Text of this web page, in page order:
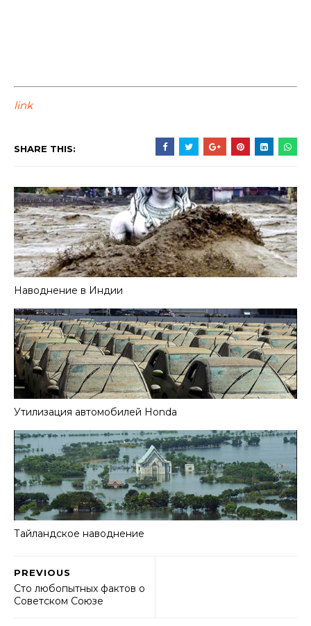
link
SHARE THIS:
Наводнение в Индии
Утилизация автомобилей Honda
Тайландское наводнение
PREVIOUS
Сто любопытных фактов о
Советском Союзе